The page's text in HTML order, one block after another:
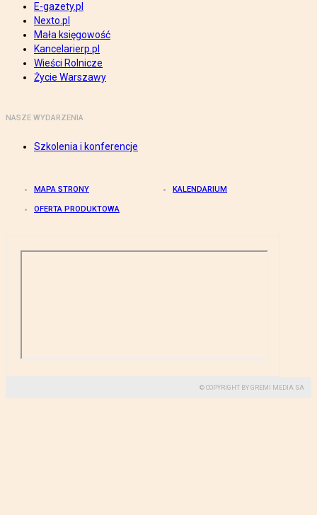
E-gazety.pl
Nexto.pl
Mała księgowość
Kancelarierp.pl
Wieści Rolnicze
Życie Warszawy
NASZE WYDARZENIA
Szkolenia i konferencje
MAPA STRONY KALENDARIUM
OFERTA PRODUKTOWA
© COPYRIGHT BY GREMI MEDIA SA